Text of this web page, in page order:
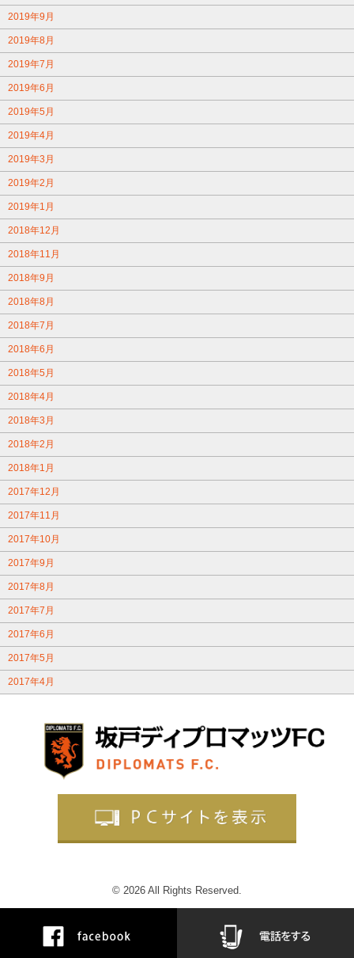
2019年9月
2019年8月
2019年7月
2019年6月
2019年5月
2019年4月
2019年3月
2019年2月
2019年1月
2018年12月
2018年11月
2018年9月
2018年8月
2018年7月
2018年6月
2018年5月
2018年4月
2018年3月
2018年2月
2018年1月
2017年12月
2017年11月
2017年10月
2017年9月
2017年8月
2017年7月
2017年6月
2017年5月
2017年4月
© 2026 All Rights Reserved.